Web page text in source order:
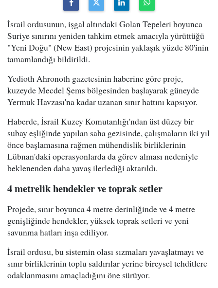
İsrail ordusunun, işgal altındaki Golan Tepeleri boyunca
Suriye sınırını yeniden tahkim etmek amacıyla yürüttüğü
"Yeni Doğu" (New East) projesinin yaklaşık yüzde 80'inin
tamamlandığı bildirildi.
Yedioth Ahronoth gazetesinin haberine göre proje,
kuzeyde Mecdel Şems bölgesinden başlayarak güneyde
Yermuk Havzası'na kadar uzanan sınır hattını kapsıyor.
Haberde, İsrail Kuzey Komutanlığı'ndan üst düzey bir
subay eşliğinde yapılan saha gezisinde, çalışmaların iki yıl
önce başlamasına rağmen mühendislik birliklerinin
Lübnan'daki operasyonlarda da görev alması nedeniyle
beklenenden daha yavaş ilerlediği aktarıldı.
4 metrelik hendekler ve toprak setler
Projede, sınır boyunca 4 metre derinliğinde ve 4 metre
genişliğinde hendekler, yüksek toprak setleri ve yeni
savunma hatları inşa ediliyor.
İsrail ordusu, bu sistemin olası sızmaları yavaşlatmayı ve
sınır birliklerinin toplu saldırılar yerine bireysel tehditlere
odaklanmasını amaçladığını öne sürüyor.